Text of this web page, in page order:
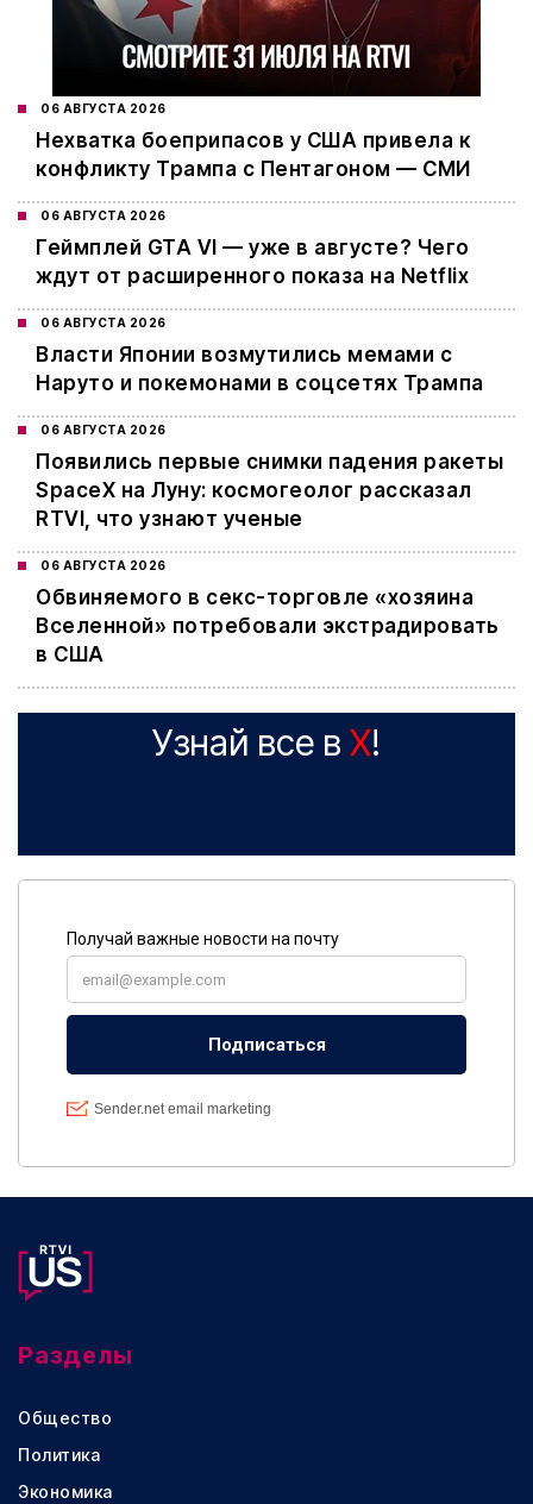
06 АВГУСТА 2026
Нехватка боеприпасов у США привела к
конфликту Трампа с Пентагоном — СМИ
06 АВГУСТА 2026
Геймплей GTA VI — уже в августе? Чего
ждут от расширенного показа на Netflix
06 АВГУСТА 2026
Власти Японии возмутились мемами с
Наруто и покемонами в соцсетях Трампа
06 АВГУСТА 2026
Появились первые снимки падения ракеты
SpaceX на Луну: космогеолог рассказал
RTVI, что узнают ученые
06 АВГУСТА 2026
Обвиняемого в секс-торговле «хозяина
Вселенной» потребовали экстрадировать
в США
Узнай все в X!
Разделы
Общество
Политика
Экономика